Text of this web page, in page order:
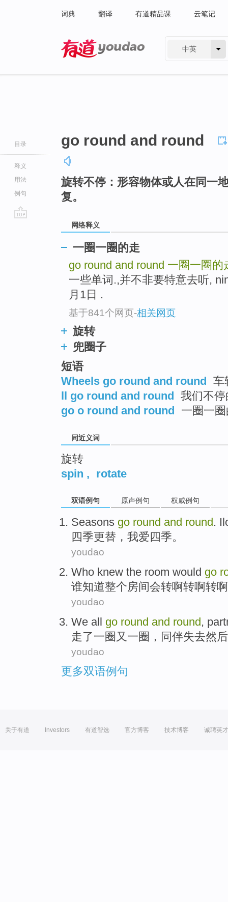
词典 翻译 有道精品课 云笔记
中英
目录
释义
用法
例句
go round and round
旋转不停：形容物体或人在同一
复。
网络释义
一圈一圈的走
go round and round 一圈一圈的
一些单词.,并不非要特意去听,
月1日 .
基于841个网页-相关网页
旋转
兜圈子
短语
Wheels go round and round
车
ll go round and round
我们不
go o round and round
一圈一
同近义词
旋转
spin , rotate
双语例句 原声例句 权威例句
Seasons go round and round.
四季更替， 我爱四季。
youdao
Who knew the room would go
谁知道整个房间会转啊转啊转
youdao
We all go round and round,
走了一圈 又一圈， 同伴失去然
youdao
更多双语例句
关于有道 Investors 有道智选 官方博客 技术博客 诚聘英才